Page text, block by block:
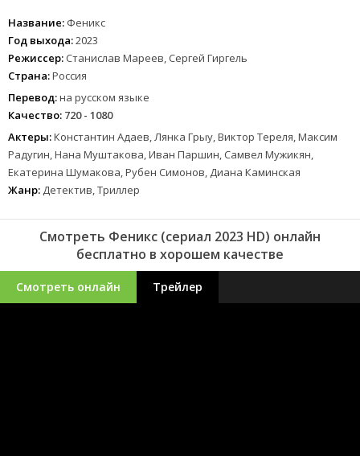
Название: Феникс
Год выхода:2023
Режиссер: Станислав Мареев, Сергей Гиргель
Страна:Россия
Перевод:на русском языке
Качество: 720 - 1080
Актеры:Константин Адаев, Лянка Грыу, Виктор Тереля, Максим
Радугин, Нана Муштакова, Иван Паршин, Самвел Мужикян,
Екатерина Шумакова, Рубен Симонов, Диана Каминская
Жанр: Детектив, Триллер
Смотреть Феникс (сериал 2023 HD) онлайн
бесплатно в хорошем качестве
Смотреть онлайн Трейлер